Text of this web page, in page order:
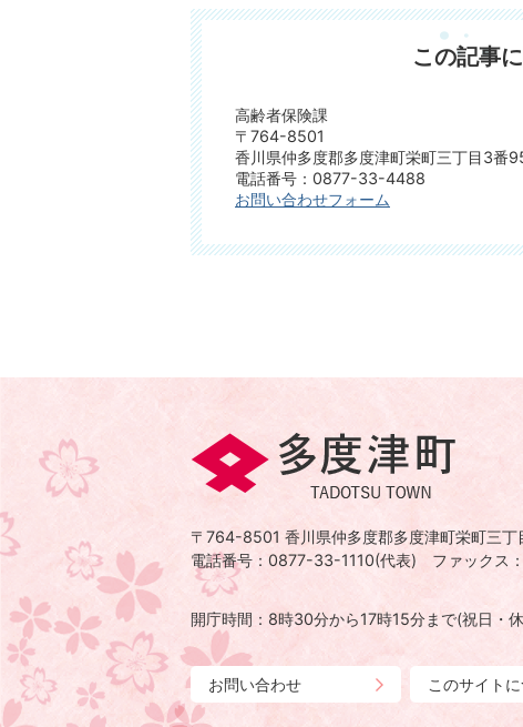
この記事
高齢者保険課
〒764-8501
香川県仲多度郡多度津町栄町三丁目3番
電話番号：0877-33-4488
お問い合わせフォーム
多
度
町
TADOTSU
TOWN
〒764-8501 香川県仲多度郡多度津町栄町三
電話番号：0877-33-1110(代表) ファックス
開庁時間：8時30分から17時15分まで(祝日・
お問い合わせ このサイト